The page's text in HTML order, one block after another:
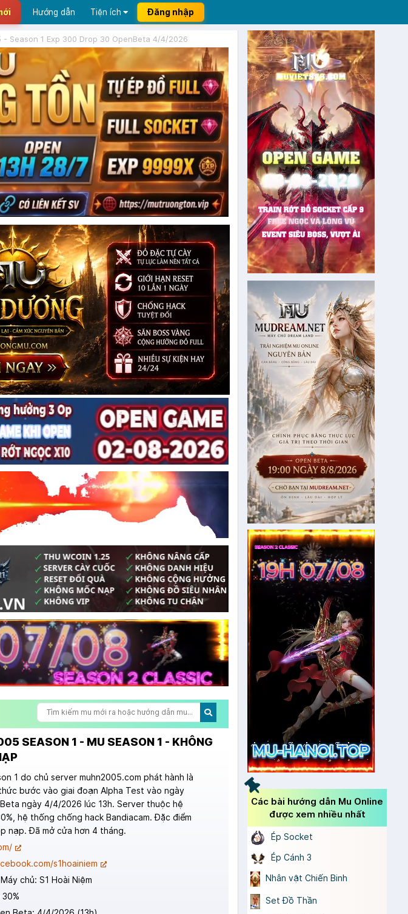
Hướng dẫn Tiện ích Đăng nhập
- Season 1 Exp 300 Drop 30 OpenBeta 4/4/2026
SEASON 1 - MU SEASON 1 - KHÔNG
1 do chủ server muhn2005.com phát hành là
bước vào giai đoạn Alpha Test vào ngày
ngày 4/4/2026 lúc 13h. Server thuộc hệ
hệ thống chống hack Bandiacam. Đặc điểm
nạp. Đã mở cửa hơn 4 tháng.
s1hoainiem
chủ: S1 Hoài Niệm
Các bài hướng dẫn Mu Online
được xem nhiều nhất
Ép Socket
Ép Cánh 3
Nhân vật Chiến Binh
Set Đồ Thần